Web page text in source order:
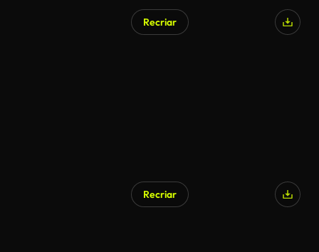
Recriar
Recriar